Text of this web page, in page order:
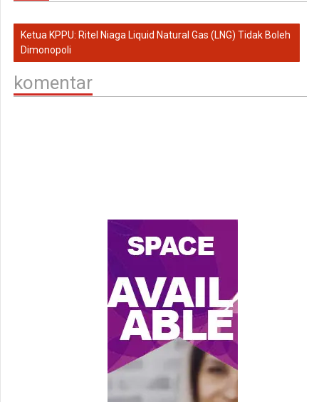
Ketua KPPU: Ritel Niaga Liquid Natural Gas (LNG) Tidak Boleh
Dimonopoli
komentar